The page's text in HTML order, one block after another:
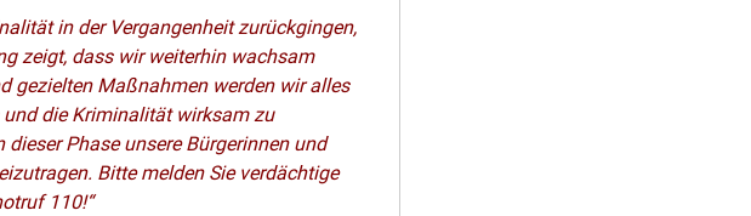
in der Vergangenheit zurückgingen,
zeigt, dass wir weiterhin wachsam
gezielten Maßnahmen werden wir alles
die Kriminalität wirksam zu
Phase unsere Bürgerinnen und
Bitte melden Sie verdächtige
110!“